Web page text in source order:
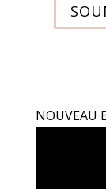
NOUVEAU